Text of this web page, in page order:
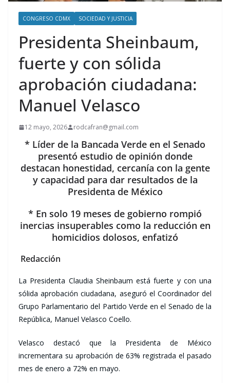
CONGRESO CDMX SOCIEDAD Y JUSTICIA
Presidenta Sheinbaum,
fuerte y con sólida
aprobación ciudadana:
Manuel Velasco
12 mayo, 2026 rodcafran@gmail.com
* Líder de la Bancada Verde en el Senado
presentó estudio de opinión donde
destacan honestidad, cercanía con la gente
y capacidad para dar resultados de la
Presidenta de México
* En solo 19 meses de gobierno rompió
inercias insuperables como la reducción en
homicidios dolosos, enfatizó
Redacción
La Presidenta Claudia Sheinbaum está fuerte y con una
sólida aprobación ciudadana, aseguró el Coordinador del
Grupo Parlamentario del Partido Verde en el Senado de la
República, Manuel Velasco Coello.
Velasco destacó que la Presidenta de México
incrementara su aprobación de 63% registrada el pasado
mes de enero a 72% en mayo.